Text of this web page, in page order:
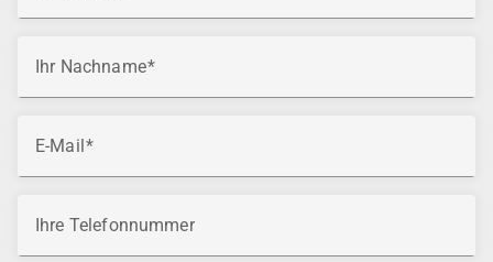
Ihr Nachname
E-Mail
Ihre Telefonnummer